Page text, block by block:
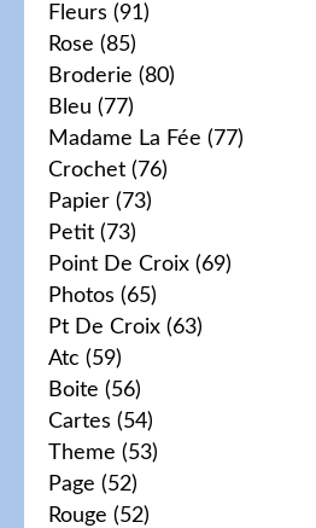
Fleurs (91)
Rose (85)
Broderie (80)
Bleu (77)
Madame La Fée (77)
Crochet (76)
Papier (73)
Petit (73)
Point De Croix (69)
Photos (65)
Pt De Croix (63)
Atc (59)
Boite (56)
Cartes (54)
Theme (53)
Page (52)
Rouge (52)